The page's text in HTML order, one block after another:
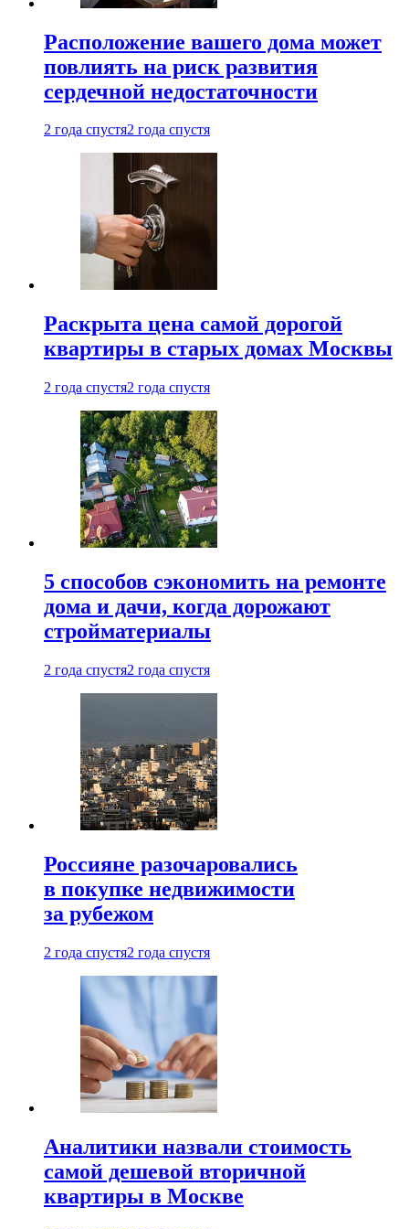
Расположение вашего дома может
повлиять на риск развития
сердечной недостаточности
2 года спустя2 года спустя
Раскрыта цена самой дорогой
квартиры в старых домах Москвы
2 года спустя2 года спустя
5 способов сэкономить на ремонте
дома и дачи, когда дорожают
стройматериалы
2 года спустя2 года спустя
Россияне разочаровались
в покупке недвижимости
за рубежом
2 года спустя2 года спустя
Аналитики назвали стоимость
самой дешевой вторичной
квартиры в Москве